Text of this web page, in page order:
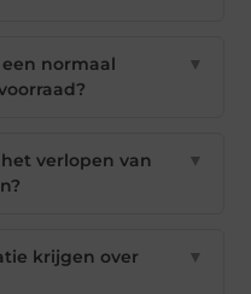
normaal
▼
verlopen van
▼
krijgen over
▼